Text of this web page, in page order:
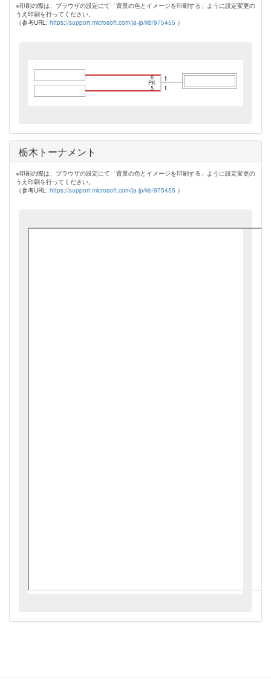
※印刷の際は、ブラウザの設定にて「背景の色とイメージを印刷する」ように設定変更の
うえ印刷を行ってください。
（参考URL: https://support.microsoft.com/ja-jp/kb/975455 ）
1
PK
6
1
5
栃木トーナメント
※印刷の際は、ブラウザの設定にて「背景の色とイメージを印刷する」ように設定変更の
うえ印刷を行ってください。
（参考URL: https://support.microsoft.com/ja-jp/kb/975455 ）